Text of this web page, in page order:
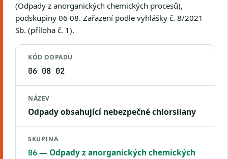
(Odpady z anorganických chemických procesů),
podskupiny 06 08. Zařazení podle vyhlášky č. 8/2021
Sb. (příloha č. 1).
KÓD ODPADU
06 08 02
NÁZEV
Odpady obsahující nebezpečné chlorsilany
SKUPINA
06— Odpady z anorganických chemických